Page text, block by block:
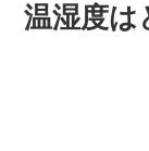
温湿度は